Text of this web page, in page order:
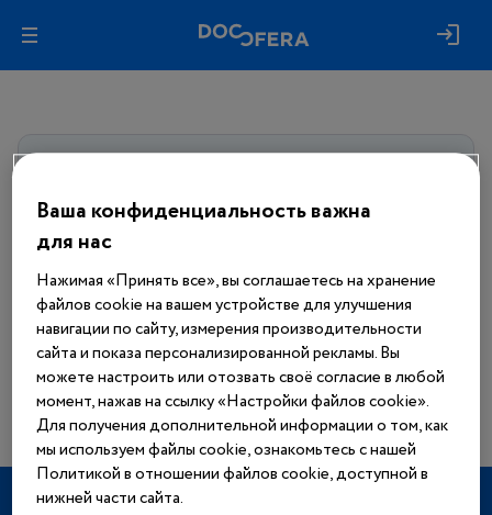
ко всем материалам сайта
Еще нет аккаунта?
Зарегистрироваться
ТЕРАПЕВТИЧЕСКИЕ НАПРАВЛЕНИЯ
Ваша конфиденциальность важна
для нас
Нажимая «Принять все», вы соглашаетесь на хранение
файлов cookie на вашем устройстве для улучшения
навигации по сайту, измерения производительности
сайта и показа персонализированной рекламы. Вы
можете настроить или отозвать своё согласие в любой
момент, нажав на ссылку «Настройки файлов cookie».
Для получения дополнительной информации о том, как
мы используем файлы cookie, ознакомьтесь с нашей
Политикой в отношении файлов cookie, доступной в
нижней части сайта.